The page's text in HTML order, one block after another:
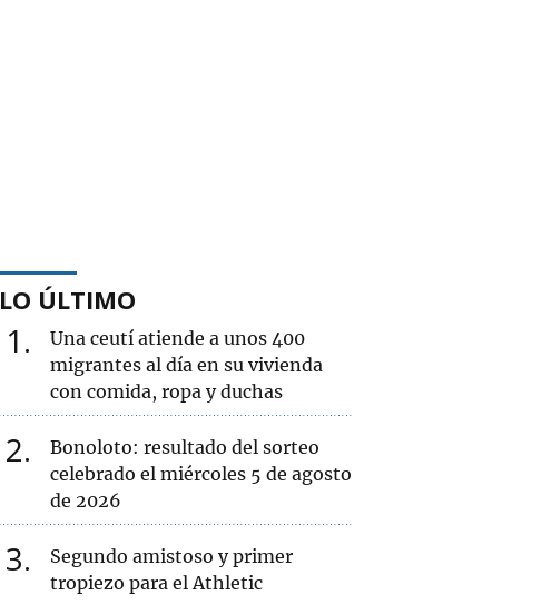
LO ÚLTIMO
1
Una ceutí atiende a unos 400
migrantes al día en su vivienda
con comida, ropa y duchas
2
Bonoloto: resultado del sorteo
celebrado el miércoles 5 de agosto
de 2026
3
Segundo amistoso y primer
tropiezo para el Athletic